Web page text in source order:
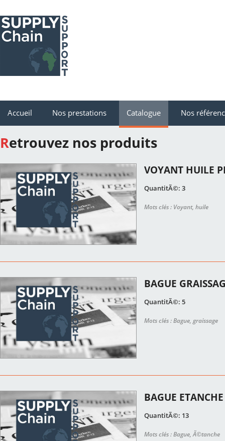
Accueil Nos prestations Catalogue Nos
Retrouvez nos produits
VOYANT HUILE
QuantitÃ©: 3
Mots clés : Voyant, huile
BAGUE
QuantitÃ©: 5
Mots clés : Bague, graissage
BAGUE
QuantitÃ©: 13
Mots clés : Bague, Ã©tanche